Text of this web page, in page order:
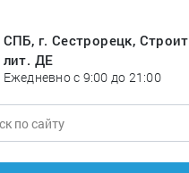
СПБ, г. Сестрорецк,
лит. ДЕ
Ежедневно с 9:00 до 21:00